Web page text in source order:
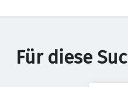
Für diese